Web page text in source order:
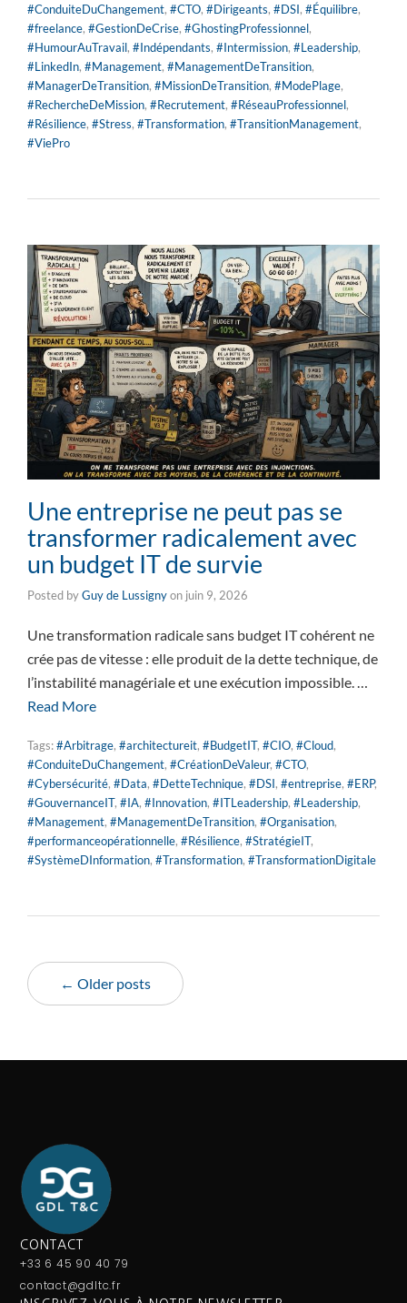
#ConduiteDuChangement, #CTO, #Dirigeants, #DSI, #Équilibre,
#freelance, #GestionDeCrise, #GhostingProfessionnel,
#HumourAuTravail, #Indépendants, #Intermission, #Leadership,
#LinkedIn, #Management, #ManagementDeTransition,
#ManagerDeTransition, #MissionDeTransition, #ModePlage,
#RechercheDeMission, #Recrutement, #RéseauProfessionnel,
#Résilience, #Stress, #Transformation, #TransitionManagement,
#ViePro
Une entreprise ne peut pas se
transformer radicalement avec
un budget IT de survie
Posted byGuy de Lussignyon juin 9, 2026
Une transformation radicale sans budget IT cohérent ne
crée pas de vitesse : elle produit de la dette technique, de
l’instabilité managériale et une exécution impossible. …
Read More
Tags:#Arbitrage, #architectureit, #BudgetIT, #CIO, #Cloud,
#ConduiteDuChangement, #CréationDeValeur, #CTO,
#Cybersécurité, #Data, #DetteTechnique, #DSI, #entreprise, #ERP,
#GouvernanceIT, #IA, #Innovation, #ITLeadership, #Leadership,
#Management, #ManagementDeTransition, #Organisation,
#performanceopérationnelle, #Résilience, #StratégieIT,
#SystèmeDInformation, #Transformation, #TransformationDigitale
← Older posts
CONTACT
+33 6 45 90 40 79
contact@gdltc.fr